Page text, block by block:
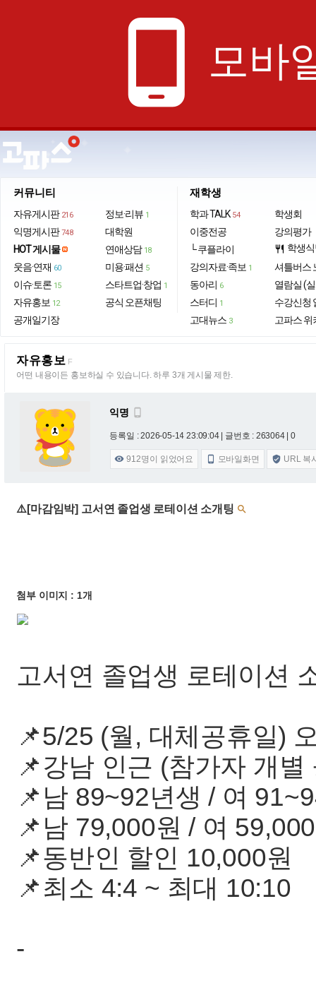
phone_android 모바
커뮤니티
자유게시판 216
익명게시판 748
HOT 게시물
웃음·연재 60
이슈·토론 15
자유홍보 12
공개일기장
정보·리뷰 1
대학원
연애상담 18
미용·패션 5
스타트업·창업 1
공식 오픈채팅
재학생
학과 TALK 54
이중전공
└ 쿠플라이
강의자료·족보 1
동아리 6
스터디 1
고대뉴스 3
학생회
강의평가
restaurant 학생
셔틀버스
열람실 (
수강신청
고파스 위
자유홍보 F
어떤 내용이든 홍보하실 수 있습니다. 하루 3개 게시물 제한.
익명 
등록일 : 2026-05-14 23:09:04 | 글번호 : 263064 | 0
 912명이 읽었어요  모바일화면  URL 복
⚠️[마감임박] 고서연 졸업생 로테이션 소개팅 
첨부 이미지 : 1개
고서연 졸업생 로테이션
📌5/25 (월, 대체공휴일)
📌강남 인근 (참가자 개별
📌남 89~92년생 / 여
📌남 79,000원 / 여
📌동반인 할인 10,000원
📌최소 4:4 ~ 최대 10:10
-